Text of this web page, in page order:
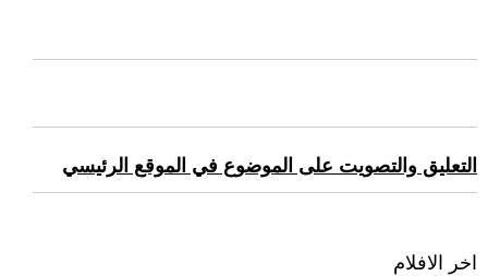
التعليق والتصويت على الموضوع في الموقع الرئيسي
اخر الافلام